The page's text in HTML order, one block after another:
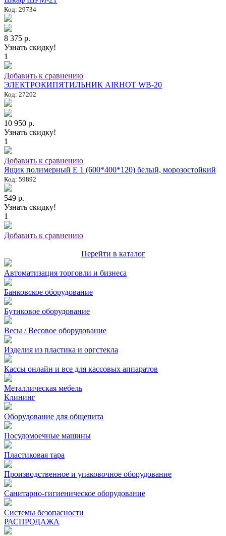
Код: 29734
8 375 р.
Узнать скидку!
1
Добавить к сравнению
ЭЛЕКТРОКИПЯТИЛЬНИК AIRHOT WB-20
Код: 27202
10 950 р.
Узнать скидку!
1
Добавить к сравнению
Ящик полимерный E 1 (600*400*120) белый, морозостойкий
Код: 59892
549 р.
Узнать скидку!
1
Добавить к сравнению
Перейти в каталог
Автоматизация торговли и бизнеса
Банковское оборудование
Бутиковое оборудование
Весы / Весовое оборудование
Изделия из пластика и оргстекла
Кассы онлайн и все для кассовых аппаратов
Металлическая мебель
Клининг
Оборудование для общепита
Посудомоечные машины
Пластиковая тара
Производственное и упаковочное оборудование
Санитарно-гигиеническое оборудование
Системы безопасности
РАСПРОДАЖА